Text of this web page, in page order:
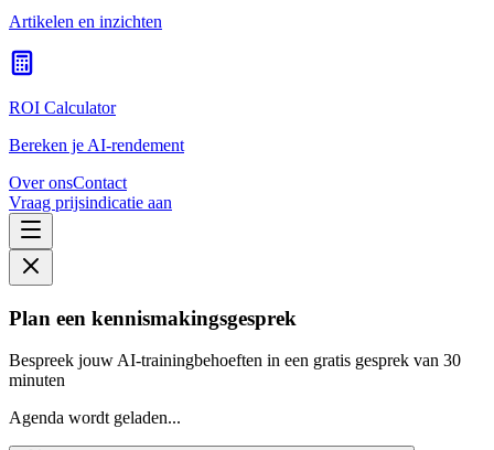
Artikelen en inzichten
ROI Calculator
Bereken je AI-rendement
Over onsContact
Vraag prijsindicatie aan
Plan een kennismakingsgesprek
Bespreek jouw AI-trainingbehoeften in een gratis gesprek van 30
minuten
Agenda wordt geladen...